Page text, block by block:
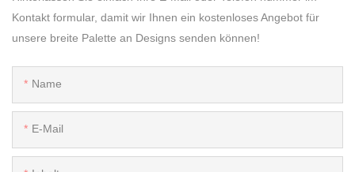
Kontakt formular, damit wir Ihnen ein kostenloses Angebot für
unsere breite Palette an Designs senden können!
Name
E-Mail